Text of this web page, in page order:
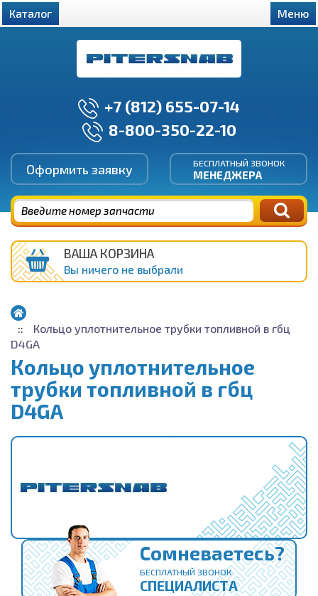
+7 (812) 655-07-14
8-800-350-22-10
Оформить заявку БЕСПЛАТНЫЙ ЗВОНОК
МЕНЕДЖЕРА
Каталог Меню
ВАША КОРЗИНА
Вы ничего не выбрали
Кольцо уплотнительное трубки топливной в гбц
D4GA
Кольцо уплотнительное
трубки топливной в гбц
D4GA
Сомневаетесь?
БЕСПЛАТНЫЙ ЗВОНОК
СПЕЦИАЛИСТА